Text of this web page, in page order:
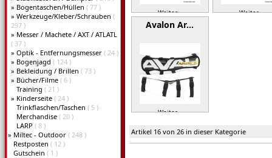
» Bogentaschen/Hüllen ( 77 )
» Werkzeuge/Kleber/Schrauben (
297 )
» Messer / Machete / AXT / ATLATL
( 37 )
» Optik - Entfernungsmesser ( 24 )
» Bogenjagd ( 124 )
» Bekleidung / Brillen ( 73 )
» Bücher/Filme ( 6 )
Training ( 21 )
» Kinderseite ( 24 )
Trinkflaschen/Taschen ( 5 )
Merchandise ( 20 )
LARP ( 8 )
» Miltec - Outdoor ( 248 )
Restposten ( 12 )
Gutschein ( 1 )
Weiter » Weiter »
Avalon Ar…
Weiter »
Artikel 16 von 26 in dieser Kategorie